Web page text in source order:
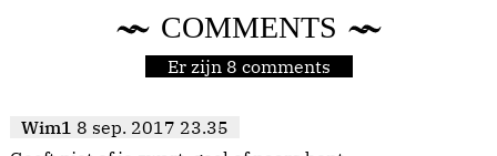
COMMENTS
Er zijn 8 comments
Wim1 8 sep. 2017 23.35